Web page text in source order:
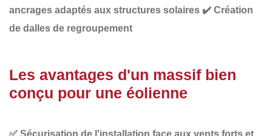
ancrages adaptés aux structures solaires ✔️ Création
de dalles de regroupement
Les avantages d'un massif bien
conçu pour une éolienne
✅ Sécurisation de l'installation face aux vents forts et